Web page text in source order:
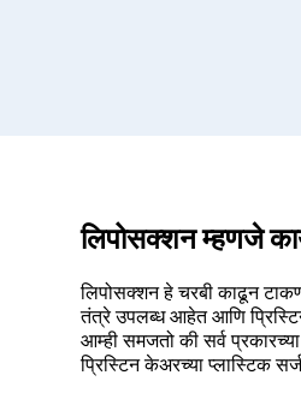
लिपोसक्शन म्हणजे
लिपोसक्शन हे चरबी काढून
तंत्रे उपलब्ध आहेत आणि प्रिस्टिन
आम्ही समजतो की सर्व
प्रिस्टिन केअरच्या प्लास्टिक